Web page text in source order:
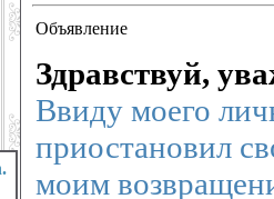
Объявление
Здравствуй,
Ввиду моего
приостановил
моим